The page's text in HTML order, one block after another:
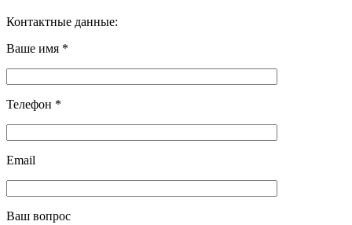
Контактные данные:
Ваше имя *
Телефон *
Email
Ваш вопрос